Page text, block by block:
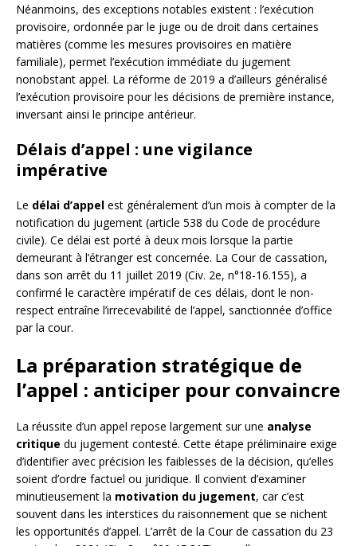
Néanmoins, des exceptions notables existent : l’exécution
provisoire, ordonnée par le juge ou de droit dans certaines
matières (comme les mesures provisoires en matière
familiale), permet l’exécution immédiate du jugement
nonobstant appel. La réforme de 2019 a d’ailleurs généralisé
l’exécution provisoire pour les décisions de première instance,
inversant ainsi le principe antérieur.
Délais d’appel : une vigilance
impérative
Le délai d’appel est généralement d’un mois à compter de la
notification du jugement (article 538 du Code de procédure
civile). Ce délai est porté à deux mois lorsque la partie
demeurant à l’étranger est concernée. La Cour de cassation,
dans son arrêt du 11 juillet 2019 (Civ. 2e, n°18-16.155), a
confirmé le caractère impératif de ces délais, dont le non-
respect entraîne l’irrecevabilité de l’appel, sanctionnée d’office
par la cour.
La préparation stratégique de
l’appel : anticiper pour convaincre
La réussite d’un appel repose largement sur une analyse
critique du jugement contesté. Cette étape préliminaire exige
d’identifier avec précision les faiblesses de la décision, qu’elles
soient d’ordre factuel ou juridique. Il convient d’examiner
minutieusement la motivation du jugement, car c’est
souvent dans les interstices du raisonnement que se nichent
les opportunités d’appel. L’arrêt de la Cour de cassation du 23